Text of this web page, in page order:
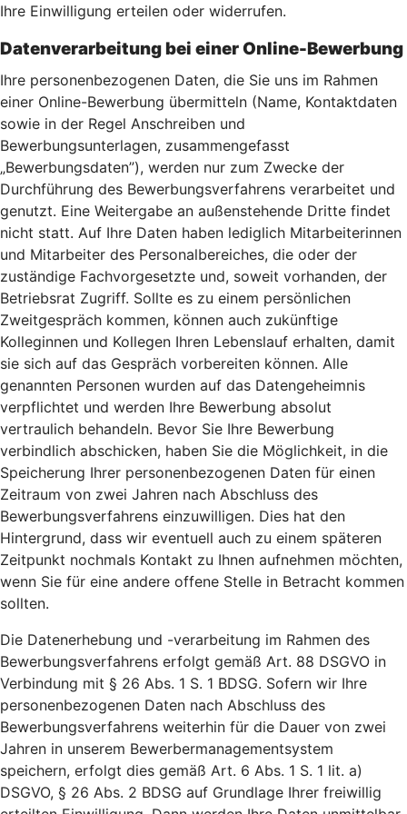
Ihre Einwilligung erteilen oder widerrufen.
Datenverarbeitung bei einer Online-Bewerbung
Ihre personenbezogenen Daten, die Sie uns im Rahmen
einer Online-Bewerbung übermitteln (Name, Kontaktdaten
sowie in der Regel Anschreiben und
Bewerbungsunterlagen, zusammengefasst
„Bewerbungsdaten”), werden nur zum Zwecke der
Durchführung des Bewerbungsverfahrens verarbeitet und
genutzt. Eine Weitergabe an außenstehende Dritte findet
nicht statt. Auf Ihre Daten haben lediglich Mitarbeiterinnen
und Mitarbeiter des Personalbereiches, die oder der
zuständige Fachvorgesetzte und, soweit vorhanden, der
Betriebsrat Zugriff. Sollte es zu einem persönlichen
Zweitgespräch kommen, können auch zukünftige
Kolleginnen und Kollegen Ihren Lebenslauf erhalten, damit
sie sich auf das Gespräch vorbereiten können. Alle
genannten Personen wurden auf das Datengeheimnis
verpflichtet und werden Ihre Bewerbung absolut
vertraulich behandeln. Bevor Sie Ihre Bewerbung
verbindlich abschicken, haben Sie die Möglichkeit, in die
Speicherung Ihrer personenbezogenen Daten für einen
Zeitraum von zwei Jahren nach Abschluss des
Bewerbungsverfahrens einzuwilligen. Dies hat den
Hintergrund, dass wir eventuell auch zu einem späteren
Zeitpunkt nochmals Kontakt zu Ihnen aufnehmen möchten,
wenn Sie für eine andere offene Stelle in Betracht kommen
sollten.
Die Datenerhebung und -verarbeitung im Rahmen des
Bewerbungsverfahrens erfolgt gemäß Art. 88 DSGVO in
Verbindung mit § 26 Abs. 1 S. 1 BDSG. Sofern wir Ihre
personenbezogenen Daten nach Abschluss des
Bewerbungsverfahrens weiterhin für die Dauer von zwei
Jahren in unserem Bewerbermanagementsystem
speichern, erfolgt dies gemäß Art. 6 Abs. 1 S. 1 lit. a)
DSGVO, § 26 Abs. 2 BDSG auf Grundlage Ihrer freiwillig